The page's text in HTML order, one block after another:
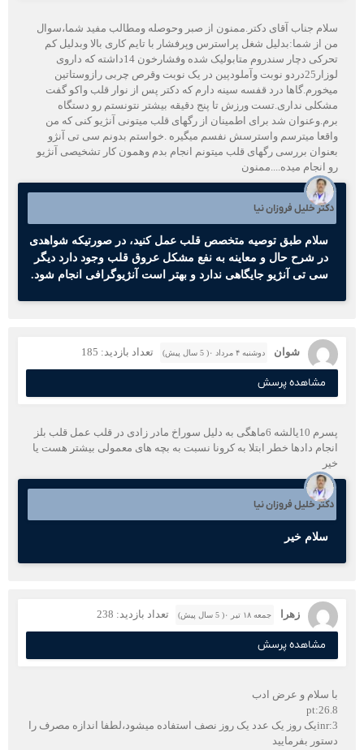
سلام جناب آقای دکتر.ممنون از صبر وحوصله ومطالب مفید شما،سوال
من از شما:بدلیل شغل پراسترس وپرفشار با تایم کاری بالا وبدلیل کم
تحرکی دچار سندروم متابولیک شده وفشارخون 14داشته که داروی
لوزار25دردو نوبت وآملودپین در یک نوبت وقرص چربی رازوستاتین
میخورم.گاها درد قفسه سینه دارم که دکتر پس از نوار قلب واکو گفت
مشکلی نداری.تست ورزش تا پنج دقیقه بیشتر نتونستم رو دستگاه
برم.وعنوان شد برای اطمینان از رگهای قلب میتونی آنژیو کنی که من
واقعا میترسم واسترسش نفسم میگیره .خواستم بدونم سی تی آنژو
بعنوان بررسی رگهای قلب میتونم انجام بدم وهمون کار تشخیصی آنژیو
رو انجام میده....ممنون
دکتر خلیل فروزان نیا
سلام طبق توصیه متخصص قلب عمل کنید، در صورتیکه شواهدی
در شرح حال و معاینه به نفع مشکل عروق قلب وجود دارد دیگر
سی تی آنژیو جایگاهی ندارد و بهتر است آنژیوگرافی انجام شود.
شوان دوشنبه ۴ مرداد ۰( 5 سال پیش) تعداد بازدید: 185
مشاهده پرسش
پسرم 10یالشه 6ماهگی به دلیل سوراخ مادر زادی در قلب عمل قلب بلز
انجام دادها خطر ابتلا به کرونا نسبت به بچه های معمولی بیشتر هست یا
خیر
دکتر خلیل فروزان نیا
سلام خیر
زهرا جمعه ۱۸ تیر ۰( 5 سال پیش) تعداد بازدید: 238
مشاهده پرسش
با سلام و عرض ادب
pt:26.8
inr:3یک روز یک عدد یک روز نصف استفاده میشود،لطفا اندازه مصرف را
دستور بفرمایید